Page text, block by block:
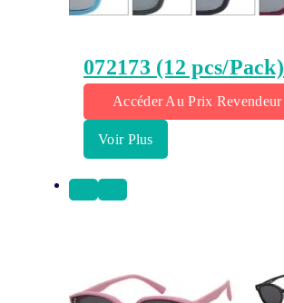
072173 (12 pcs/Pack)
Accéder Au Prix Revendeur
Voir Plus